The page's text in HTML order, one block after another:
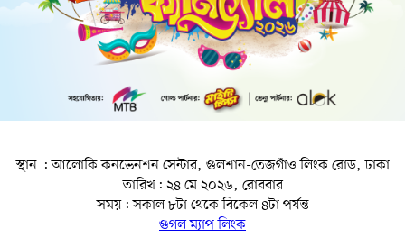
স্থান : আলোকি কনভেনশন সেন্টার, গুলশান-তেজগাঁও লিংক রোড, ঢাকা
তারিখ: ২৪ মে ২০২৬, রোববার
সময়: সকাল ৮টা থেকে বিকেল ৪টা পর্যন্ত
গুগল ম্যাপ লিংক